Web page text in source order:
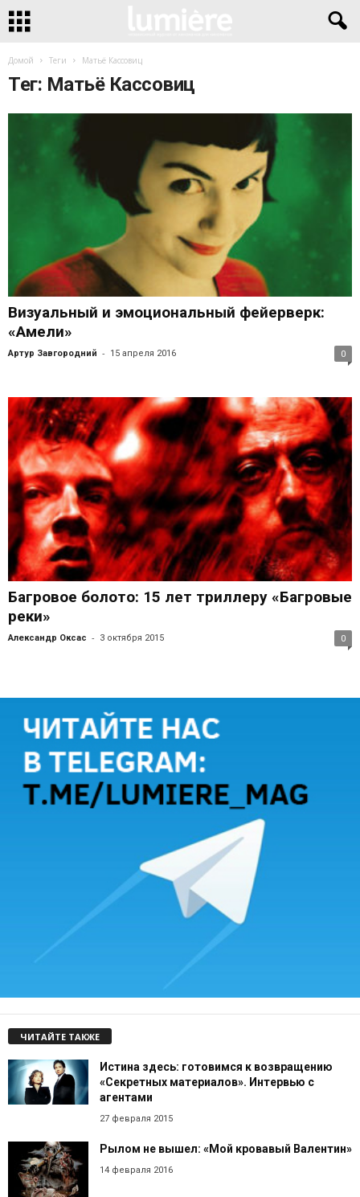
Домой Теги Матьё Кассовиц
Тег: Матьё Кассовиц
Визуальный и эмоциональный фейерверк:
«Амели»
Артур Завгородний - 15 апреля 2016 0
Багровое болото: 15 лет триллеру «Багровые
реки»
Александр Оксас - 3 октября 2015 0
ЧИТАЙТЕ ТАКЖЕ
Истина здесь: готовимся к возвращению
«Секретных материалов». Интервью с
агентами
27 февраля 2015
Рылом не вышел: «Мой кровавый Валентин»
14 февраля 2016